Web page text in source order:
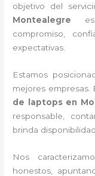
objetivo del
Montealegre
compromiso,
expectativas.
Estamos
mejores empresas.
de laptops en
responsable,
brinda
Nos
honestos,